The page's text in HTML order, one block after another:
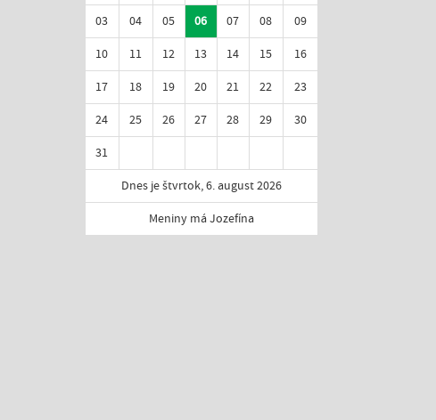
03
04 05 06 07 08
09
10
11 12 13 14 15
16
17
18 19 20 21 22
23
24
25 26 27 28 29
30
31
Dnes je štvrtok, 6. august 2026
Meniny má Jozefína